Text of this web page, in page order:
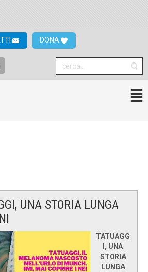
DONA
UNA STORIA LUNGA
TATUAGG
I, UNA
STORIA
LUNGA